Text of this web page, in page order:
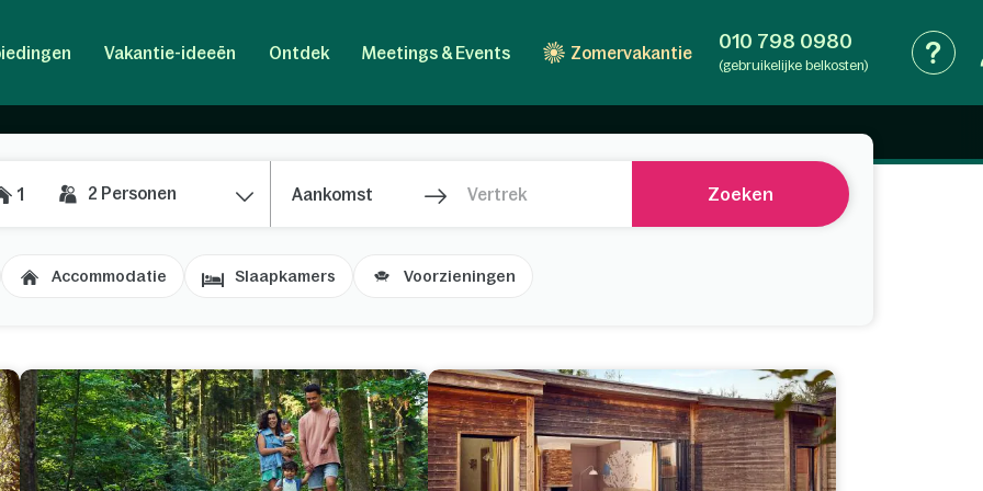
Vakantie-ideeën Ontdek Meetings & Events Zomervakantie 010 798 0980
(gebruikelijke belkosten)
Ga voor ontspanning of juist voor een actieve vakantie in een van onze vakantieparken in Frankrijk. Frankrijk
mogelijkheden wat betreft het ontdekken van de natuur. Stap op je fiets, ga heerlijk wandelen of bekijk het
Frankrijk vind je schilderachtige dorpjes waar je over marktjes kan slenteren en kastelen kan bezoeken. Ook
dit jaar Frankrijk moet zijn? Bij onze vakantieparken in Frankrijk kan je tegen een toeslag je huisdier meenemen,
1 2 Personen Zoeken
Accommodatie Slaapkamers Voorzieningen